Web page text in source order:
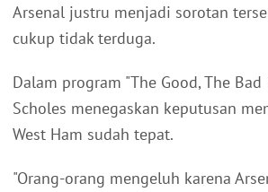
Arsenal justru menjadi sorotan
cukup tidak terduga.
Dalam program "The Good, The
Scholes menegaskan keputusan
West Ham sudah tepat.
"Orang-orang mengeluh karena